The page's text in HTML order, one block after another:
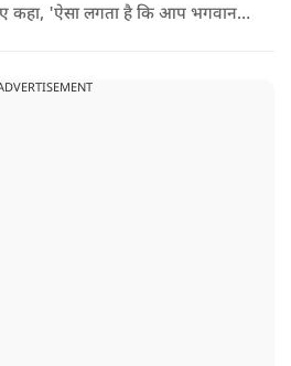
कहा, 'ऐसा लगता है कि आप भगवान